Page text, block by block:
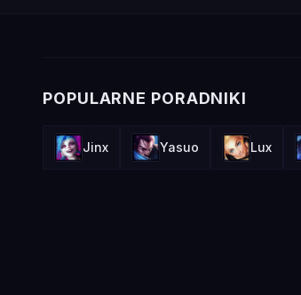
POPULARNE PORADNIKI
Jinx Yasuo Lux